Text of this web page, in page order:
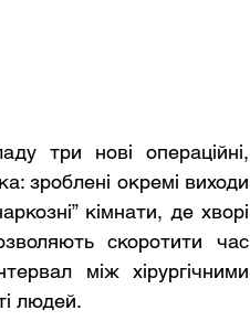
три нові операційні,
зроблені окремі виходи
кімнати, де хворі
скоротити час
між хірургічними
людей.